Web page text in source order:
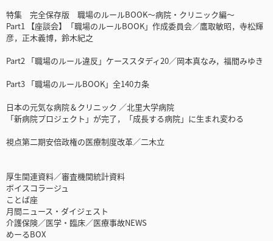
特集 完全保存版 職場のルールBOOK～病院・クリニック編～
Part1 【座談会】「職場のルールBOOK」作成委員会／鷹取敏昭，寺松輝
彦，正木義博，鈴木紀之
Part2 「職場のルール違反」ケーススタディ20／岡本真なみ，福間みゆき
Part3 「職場のルールBOOK」全140カ条
日本の元気な病院＆クリニック ／北里大学病院
「新病院プロジェクト」が完了，「成長する病院」に生まれ変わる
視点第二期安倍政権の医療制度改革／二木立
厚生関連資料／審査機関統計資料
ボイスコラージュ
ことば座
月間ニュース・ダイジェスト
介護保険／医学・臨床／医療事故NEWS
めーるBOX